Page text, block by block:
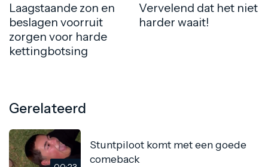
Laagstaande zon en
beslagen voorruit
zorgen voor harde
kettingbotsing
Vervelend dat het niet
harder waait!
Gerelateerd
Stuntpiloot komt met een goede
comeback